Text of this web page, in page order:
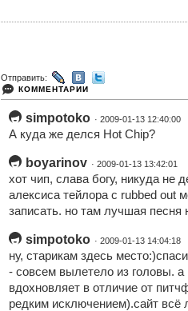
Отправить:
КОММЕНТАРИИ
simpotoko · 2009-01-13 12:40:00
А куда же делся Hot Chip?
boyarinov · 2009-01-13 13:42:01
хот чип, слава богу, никуда не
алексиса тейлора с rubbed out
записать. но там лучшая песня
simpotoko · 2009-01-13 14:04:18
ну, старикам здесь
- совсем вылетело из головы.
вдохновляет в отличие от
редким исключением).сайт всё